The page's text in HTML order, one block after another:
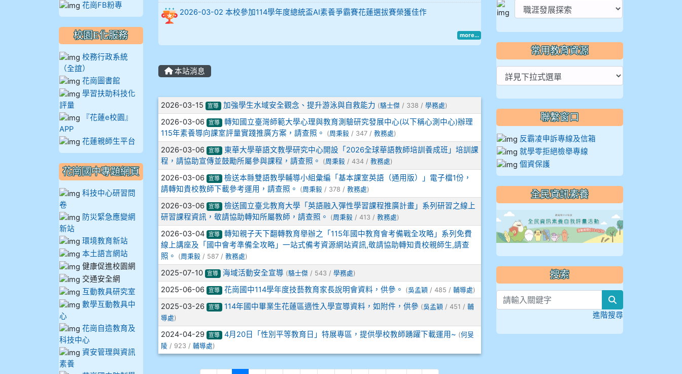
906江彥臻
909林玉楓
909林朝智
910謝尚橙
910呂芃澔
910溫婕伶
911王祉傑
911張 婷
912彭子宸
914王苡澄
2026-03-02 本校參加114學年度總統盃AI素養爭霸賽花蓮選拔賽榮獲佳作
more...
本站消息
文章列表
2026-03-15 宣導 加強學生水域安全觀念、提升游泳與自救能力 (駱士傑/ 338 / 學務處)
2026-03-06 宣導
轉知國立臺灣師範大學心理與教育測驗研究發展中心(以下稱心測中心)辦理
115年素養導向課室評量實踐推廣方案，請查照。
(周秉毅/ 347 / 教務處)
2026-03-06 宣導
東華大學華語文教學研究中心開設「2026全球華語教師培訓養成班」培訓課
程，請協助宣傳並鼓勵所屬參與課程，請查照。
(周秉毅/ 434 / 教務處)
2026-03-06 宣導
檢送本縣雙語教學輔導小組彙編「基本課室英語（通用版）」電子檔1份，
請轉知貴校教師下載參考運用，請查照。
(周秉毅/ 378 / 教務處)
2026-03-06 宣導
檢送國立臺北教育大學「英語融入彈性學習課程推廣計畫」系列研習之線上
研習課程資訊，敬請協助轉知所屬教師，請查照。
(周秉毅/ 413 / 教務處)
2026-03-04 宣導
轉知親子天下翻轉教育舉辦之「115年國中教育會考備戰全攻略」系列免費
線上講座及「國中會考準備全攻略」一站式備考資源網站資訊,敬請協助轉知貴校親師生,請查
照。
(周秉毅/ 587 / 教務處)
2025-07-10 宣導 海域活動安全宣導 (駱士傑/ 543 / 學務處)
2025-06-06 宣導 花崗國中114學年度技藝教育家長說明會資料，供參。 (吳孟穎/ 485 / 輔導處)
2025-03-26 宣導 114年國中畢業生花蓮區適性入學宣導資料，如附件，供參 (吳孟穎/ 451 / 輔
導處)
2024-04-29 宣導 4月20日「性別平等教育日」特展專區，提供學校教師踴躍下載運用~ (何旻
陵/ 923 / 輔導處)
花崗FB粉專
校園E化服務
校務行政系統
（全誼）
花崗圖書館
學習扶助科技化
評量
『花蓮e校園』
APP
花蓮親師生平台
花崗國中專題網頁
科技中心研習問
卷
防災緊急應變網
新站
環境教育新站
本土語言網站
健康促進校園網
交通安全網
互動教具研究室
數學互動教具中
心
花崗自造教育及
科技中心
資安管理與資訊
素養
常用教育資源
聯繫窗口
反霸凌申訴專線及信箱
就學零拒絕檢舉專線
個資保護
全民資訊素養
搜索
進階搜尋